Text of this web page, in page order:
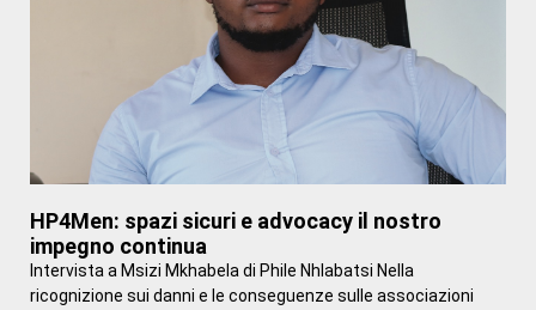
HP4Men: spazi sicuri e advocacy il nostro
impegno continua
Intervista a Msizi Mkhabela di Phile Nhlabatsi Nella
ricognizione sui danni e le conseguenze sulle associazioni